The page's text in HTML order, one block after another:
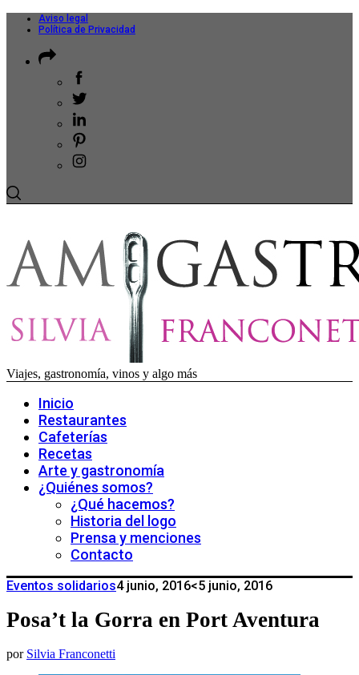
Aviso legal
Política de Privacidad
Viajes, gastronomía, vinos y algo más
Inicio
Restaurantes
Cafeterías
Recetas
Arte y gastronomía
¿Quiénes somos?
¿Qué hacemos?
Historia del logo
Prensa y menciones
Contacto
Eventos solidarios4 junio, 2016<5 junio, 2016
Posa’t la Gorra en Port Aventura
por Silvia Franconetti